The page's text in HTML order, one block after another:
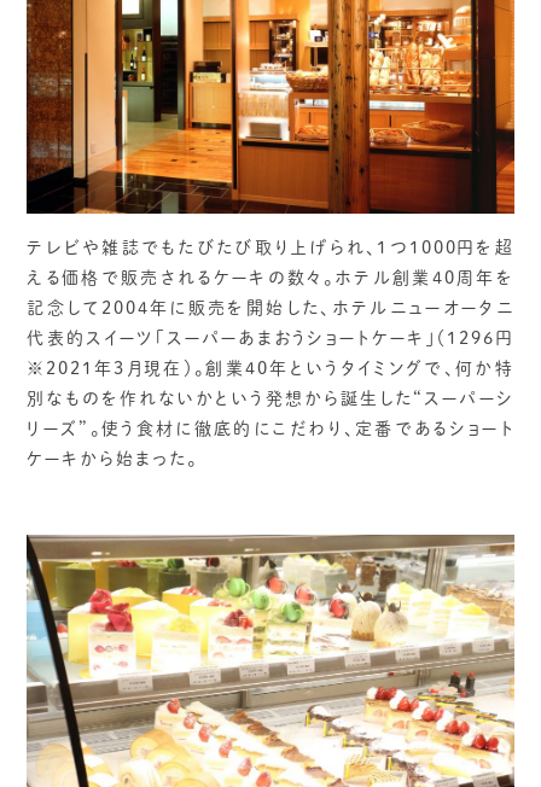
テレビや雑誌でもたびたび取り上げられ、1つ1000円を超
える価格で販売されるケーキの数々。ホテル創業40周年を
記念して2004年に販売を開始した、ホテルニューオータニ
代表的スイーツ「スーパーあまおうショートケーキ」（1296円
※2021年3月現在）。創業40年というタイミングで、何か特
別なものを作れないかという発想から誕生した“スーパーシ
リーズ”。使う食材に徹底的にこだわり、定番であるショート
ケーキから始まった。